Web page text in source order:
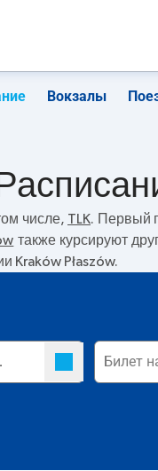
Вокзалы
числе, TLK. Первый
также курсируют
Kraków Płaszów.